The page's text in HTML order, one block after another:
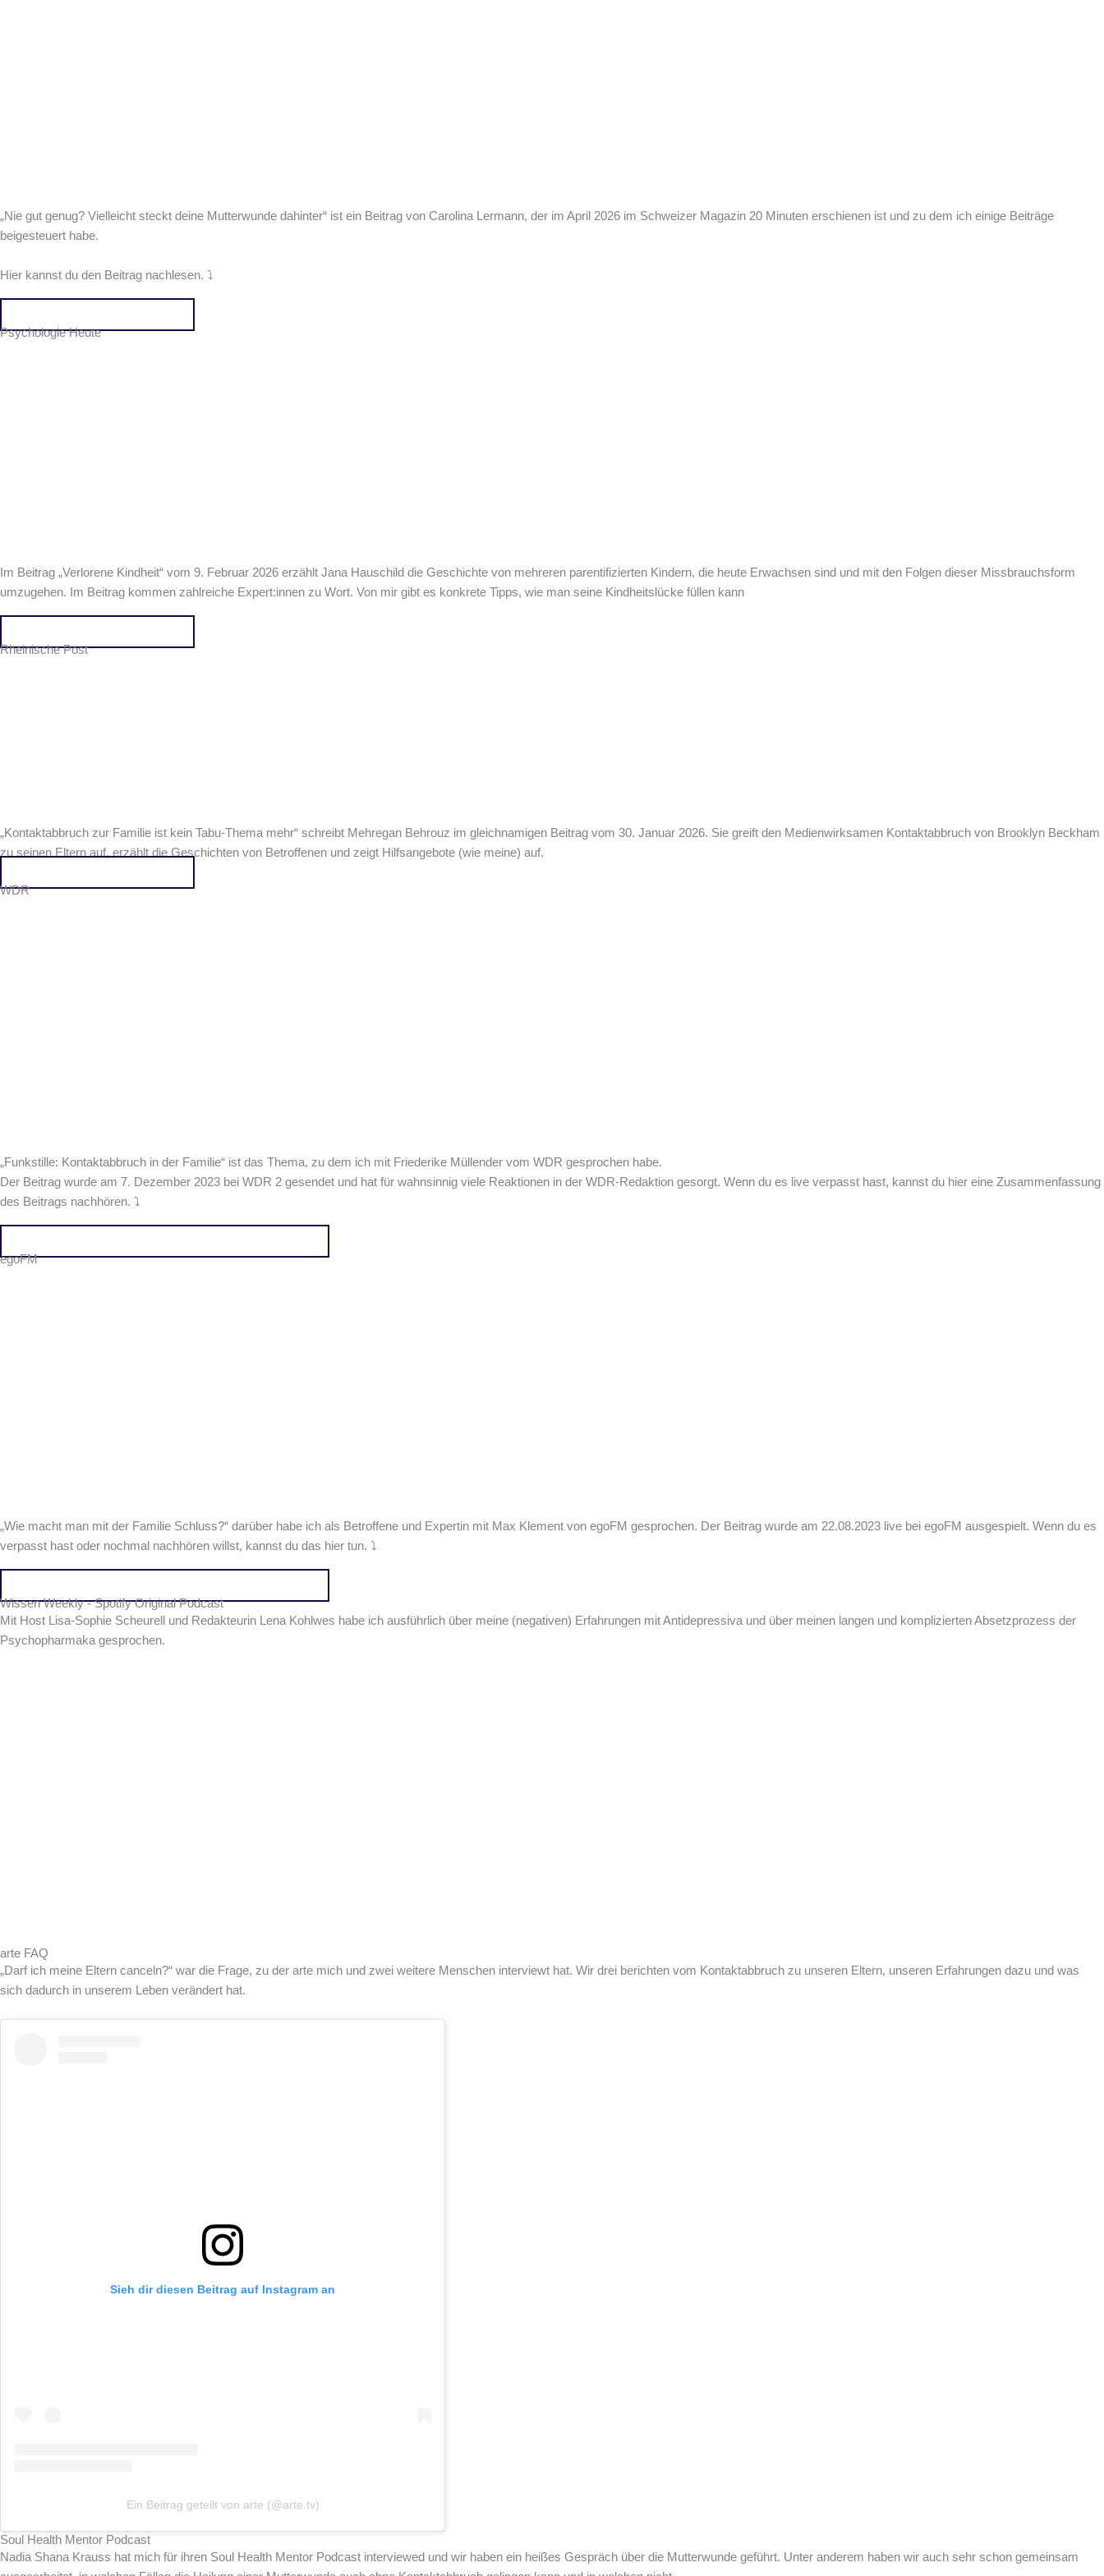
„Nie gut genug? Vielleicht steckt deine Mutterwunde dahinter“ ist ein Beitrag von Carolina Lermann, der im April 2026 im Schweizer Magazin 20 Minuten erschienen ist und zu dem ich einige Beiträge
beigesteuert habe.
Hier kannst du den Beitrag nachlesen. ⤵️
Psychologie Heute
Im Beitrag „Verlorene Kindheit“ vom 9. Februar 2026 erzählt Jana Hauschild die Geschichte von mehreren parentifizierten Kindern, die heute Erwachsen sind und mit den Folgen dieser Missbrauchsform
umzugehen. Im Beitrag kommen zahlreiche Expert:innen zu Wort. Von mir gibt es konkrete Tipps, wie man seine Kindheitslücke füllen kann
Rheinische Post
„Kontaktabbruch zur Familie ist kein Tabu-Thema mehr“ schreibt Mehregan Behrouz im gleichnamigen Beitrag vom 30. Januar 2026. Sie greift den Medienwirksamen Kontaktabbruch von Brooklyn Beckham
zu seinen Eltern auf, erzählt die Geschichten von Betroffenen und zeigt Hilfsangebote (wie meine) auf.
WDR
„Funkstille: Kontaktabbruch in der Familie“ ist das Thema, zu dem ich mit Friederike Müllender vom WDR gesprochen habe.
Der Beitrag wurde am 7. Dezember 2023 bei WDR 2 gesendet und hat für wahnsinnig viele Reaktionen in der WDR-Redaktion gesorgt. Wenn du es live verpasst hast, kannst du hier eine Zusammenfassung
des Beitrags nachhören. ⤵️
egoFM
„Wie macht man mit der Familie Schluss?“ darüber habe ich als Betroffene und Expertin mit Max Klement von egoFM gesprochen. Der Beitrag wurde am 22.08.2023 live bei egoFM ausgespielt. Wenn du es
verpasst hast oder nochmal nachhören willst, kannst du das hier tun. ⤵️
Wissen Weekly - Spotify Original Podcast
Mit Host Lisa-Sophie Scheurell und Redakteurin Lena Kohlwes habe ich ausführlich über meine (negativen) Erfahrungen mit Antidepressiva und über meinen langen und komplizierten Absetzprozess der
Psychopharmaka gesprochen.
arte FAQ
„Darf ich meine Eltern canceln?“ war die Frage, zu der arte mich und zwei weitere Menschen interviewt hat. Wir drei berichten vom Kontaktabbruch zu unseren Eltern, unseren Erfahrungen dazu und was
sich dadurch in unserem Leben verändert hat.
Sieh dir diesen Beitrag auf Instagram an
Ein Beitrag geteilt von arte (@arte.tv)
Soul Health Mentor Podcast
Nadia Shana Krauss hat mich für ihren Soul Health Mentor Podcast interviewed und wir haben ein heißes Gespräch über die Mutterwunde geführt. Unter anderem haben wir auch sehr schon gemeinsam